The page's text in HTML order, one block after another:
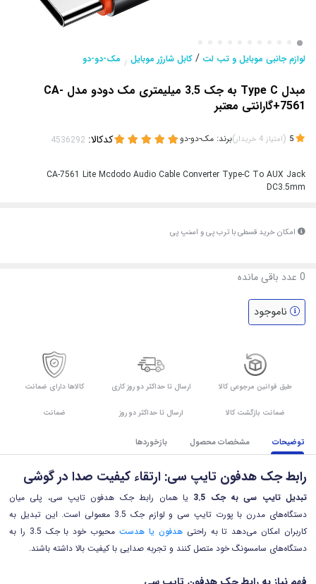
لوازم جانبی موبایل و تب لت / کابل شارژر موبایل / مک-دو-دو
مبدل Type C به جک 3.5 میلیمتری مک دودو مدل CA-
7561+گارانتی معتبر
(امتیاز 4 خریدار)برند: مک-دو-دو کدکالا:
CA-7561 Lite Mcdodo Audio Cable Converter Type-C To AUX Jack
DC3.5mm
امکان خرید قسطی با ترب پی و اسنپ پی
0 عدد باقی مانده
ناموجود
طبق قوانین مرجوعی کالا
ضمانت بازگشت کالا
ارسال تا حداکثر دو روز کاری
ارسال تا حداکثر دو روز
کالاها دارای ضمانت
ضمانت
توضیحات مشخصات محصول بازخوردها
رابط جک هدفون تایپ سی: ارتقاء کیفیت صدا در گوشی
تبدیل تایپ سی به جک 3.5
یا همان رابط جک هدفون تایپ سی، پلی میان
دستگاه‌های مدرن با پورت تایپ سی و لوازم جک 3.5 معمولی است. این تبدیل به
کاربران امکان می‌دهد تا به راحتیهدفون یا هدست
محبوب خود با جک 3.5 را به
دستگاه‌های سامسونگ خود متصل کنند و تجربه صدایی با کیفیت بالا داشته باشند.